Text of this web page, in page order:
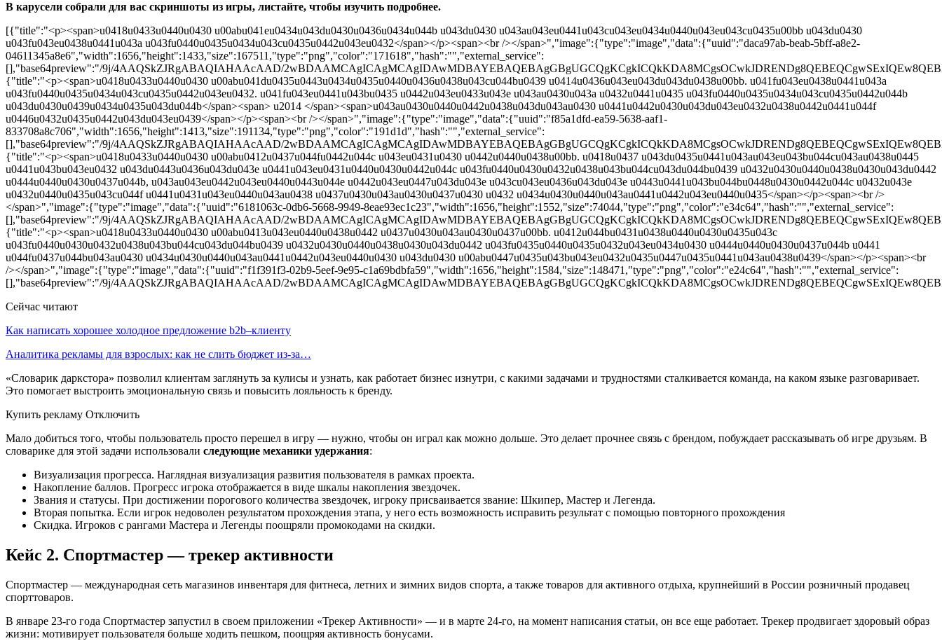
В карусели собрали для вас скриншоты из игры, листайте, чтобы изучить подробнее.
[{"title":"<p><span>u0418u0433u0440u0430 u00abu041eu0434u043du0430u0436u0434u044b u043du0430 u043au043eu0441u043cu043eu0434u0440u043eu043cu0435u00bb u043du0430
u043fu043eu0438u0441u043a u043fu0440u0435u0434u043cu0435u0442u043eu0432</span></p><span><br /></span>","image":{"type":"image","data":{"uuid":"daca97ab-beab-5bff-a8e2-
04611345a8e6","width":1656,"height":1433,"size":167511,"type":"png","color":"171618","hash":"","external_service":
[],"base64preview":"/9j/4AAQSkZJRgABAQIAHAAcAAD/
{"title":"<p><span>u0418u0433u0440u0430 u00abu041du0435u0443u0434u0435u0440u0436u0438u043cu044bu0439 u0414u0436u043eu043du043du0438u00bb. u041fu043eu0438u0441u043a
u043fu0440u0435u0434u043cu0435u0442u043eu0432. u041fu043eu0441u043bu0435 u0442u043eu0433u043e u043au0430u043a u0432u0441u0435 u043fu0440u0435u0434u043cu0435u0442u044b
u043du0430u0439u0434u0435u043du044b</span><span> u2014 </span><span>u043au0430u0440u0442u0438u043du043au0430 u0441u0442u0430u043du043eu0432u0438u0442u0441u044f
u0446u0432u0435u0442u043du043eu0439</span></p><span><br /></span>","image":{"type":"image","data":{"uuid":"f85a1dfd-ea59-5638-aaf1-
833708a8c706","width":1656,"height":1413,"size":191134,"type":"png","color":"191d1d","hash":"","external_service":
[],"base64preview":"/9j/4AAQSkZJRgABAQIAHAAcAAD/
{"title":"<p><span>u0418u0433u0440u0430 u00abu0412u0437u044fu0442u044c u043eu0431u0430 u0442u0440u0438u00bb. u0418u0437 u043du0435u0441u043au043eu043bu044cu043au0438u0445
u0441u043bu043eu0432 u043du0443u0436u043du043e u0441u043eu0431u0440u0430u0442u044c u043fu0440u0430u0432u0438u043bu044cu043du044bu0439 u0432u0430u0440u0438u0430u043du0442
u0444u0440u0430u0437u044b, u043au043eu0442u043eu0440u0443u044e u0442u043eu0447u043du043e u043cu043eu0436u043du043e u0443u0441u043bu044bu0448u0430u0442u044c u0432u043e
u0432u0440u0435u043cu044f u0441u0431u043eu0440u043au0438 u0437u0430u043au0430u0437u0430 u0432 u0434u0430u0440u043au0441u0442u043eu0440u0435</span></p><span><br />
</span>","image":{"type":"image","data":{"uuid":"6181063c-0db6-5668-9949-8eae93ec1c23","width":1656,"height":1552,"size":74044,"type":"png","color":"e34c64","hash":"","external_service":
[],"base64preview":"/9j/4AAQSkZJRgABAQIAHAAcAAD/
{"title":"<p><span>u0418u0433u0440u0430 u00abu0413u043eu0440u0438u0442 u0437u0430u043au0430u0437u00bb. u0412u044bu0431u0438u0440u0430u0435u043c
u043fu0440u0430u0432u0438u043bu044cu043du044bu0439 u0432u0430u0440u0438u0430u043du0442 u043fu0435u0440u0435u0432u043eu0434u0430 u0444u0440u0430u0437u044b u0441
u044fu0437u044bu043au0430 u0434u0430u0440u043au0441u0442u043eu0440u0430 u043du0430 u00abu0447u0435u043bu043eu0432u0435u0447u0435u0441u043au0438u0439</span></p><span><br
/></span>","image":{"type":"image","data":{"uuid":"f1f391f3-02b9-5eef-9e95-c1a69bdbfa59","width":1656,"height":1584,"size":148471,"type":"png","color":"e24c64","hash":"","external_service":
[],"base64preview":"/9j/4AAQSkZJRgABAQIAHAAcAAD/
Сейчас читают
Как написать хорошее холодное предложение b2b–клиенту
Аналитика рекламы для взрослых: как не слить бюджет из-за…
«Словарик даркстора» позволил клиентам заглянуть за кулисы и узнать, как работает бизнес изнутри, с какими задачами и трудностями сталкивается команда, на каком языке разговаривает.
Это помогает выстроить эмоциональную связь и повысить лояльность к бренду.
Купить рекламу Отключить
Мало добиться того, чтобы пользователь просто перешел в игру — нужно, чтобы он играл как можно дольше. Это делает прочнее связь с брендом, побуждает рассказывать об игре друзьям. В
словарике для этой задачи использовали следующие механики удержания:
Визуализация прогресса. Наглядная визуализация развития пользователя в рамках проекта.
Накопление баллов. Прогресс игрока отображается в виде шкалы накопления звездочек.
Звания и статусы. При достижении порогового количества звездочек, игроку присваивается звание: Шкипер, Мастер и Легенда.
Вторая попытка. Если игрок недоволен результатом прохождения этапа, у него есть возможность исправить результат с помощью повторного прохождения
Скидка. Игроков с рангами Мастера и Легенды поощряли промокодами на скидки.
Кейс 2. Спортмастер — трекер активности
Спортмастер — международная сеть магазинов инвентаря для фитнеса, летних и зимних видов спорта, а также товаров для активного отдыха, крупнейший в России розничный продавец
спорттоваров.
В январе 23-го года Спортмастер запустил в своем приложении «Трекер Активности» — и в марте 24-го, на момент написания статьи, он все еще работает. Трекер продвигает здоровый образ
жизни: мотивирует пользователя больше ходить пешком, поощряя активность бонусами.